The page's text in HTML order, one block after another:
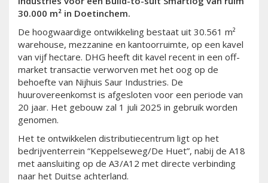
30.000 m² in Doetinchem.
De hoogwaardige ontwikkeling bestaat uit 30.561 m²
warehouse, mezzanine en kantoorruimte, op een kavel
van vijf hectare. DHG heeft dit kavel recent in een off-
market transactie verworven met het oog op de
behoefte van Nijhuis Saur Industries. De
huurovereenkomst is afgesloten voor een periode van
20 jaar. Het gebouw zal 1 juli 2025 in gebruik worden
genomen.
Het te ontwikkelen distributiecentrum ligt op het
bedrijventerrein “Keppelseweg/De Huet”, nabij de A18
met aansluiting op de A3/A12 met directe verbinding
naar het Duitse achterland.